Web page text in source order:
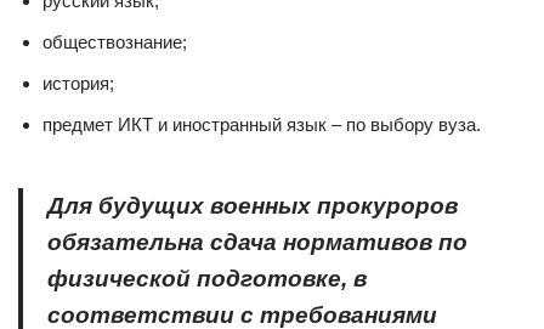
обществознание;
история;
предмет ИКТ и иностранный язык – по выбору вуза.
Для будущих военных прокуроров
обязательна сдача нормативов по
физической подготовке, в
соответствии с требованиями